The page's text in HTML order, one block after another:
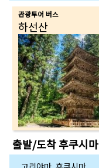
관광투어 버스
하선산
출발/도착후쿠시마